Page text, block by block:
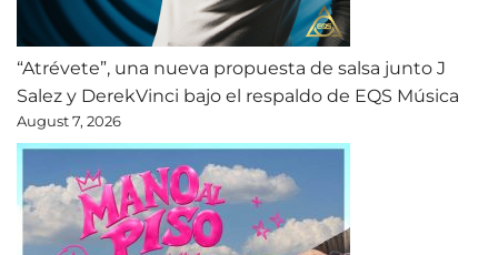
“Atrévete”, una nueva propuesta de salsa junto J
Salez y DerekVinci bajo el respaldo de EQS Música
August 7, 2026